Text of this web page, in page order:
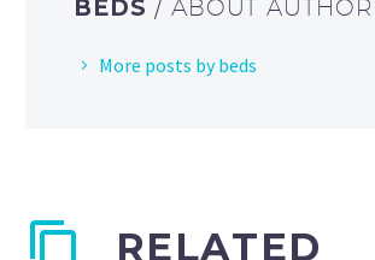
BEDS / ABOUT AUTHOR
More posts by beds
RELATED